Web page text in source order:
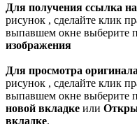
Для получения ссылка
рисунок , сделайте клик
выпавшем окне выберите
изображения
Для просмотра
рисунок , сделайте клик
выпавшем окне выберите
новой вкладке или
вкладке.